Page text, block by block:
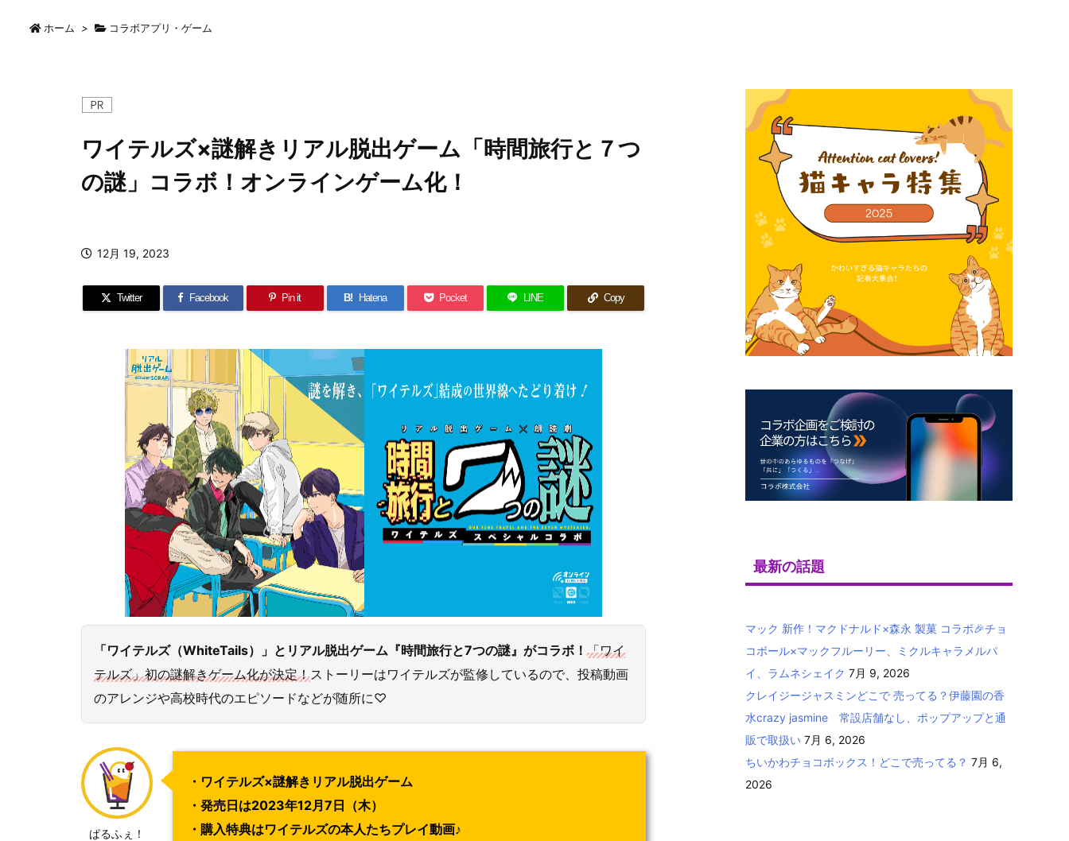
ホーム > コラボアプリ・ゲーム
ワイテルズ×謎解きリアル脱出ゲーム「時間旅行と７つ
の謎」コラボ！オンラインゲーム化！
12月 19, 2023
Twitter Facebook Pin it B! Hatena Pocket LINE Copy
「ワイテルズ（WhiteTails）」とリアル脱出ゲーム『時間旅行と7つの謎』がコラボ！ 「ワイ
テルズ」初の謎解きゲーム化が決定！ストーリーはワイテルズが監修しているので、投稿動画
のアレンジや高校時代のエピソードなどが随所に♡
ぱるふぇ！
・ワイテルズ×謎解きリアル脱出ゲーム
・発売日は2023年12月7日（木）
・購入特典はワイテルズの本人たちプレイ動画♪
最新の話題
マック 新作！マクドナルド×森永 製菓 コラボ🎉チョ
コボール×マックフルーリー、ミクルキャラメルパ
イ、ラムネシェイク 7月 9, 2026
クレイジージャスミンどこで 売ってる？伊藤園の香
水crazy jasmine 常設店舗なし、ポップアップと通
販で取扱い 7月 6, 2026
ちいかわチョコボックス！どこで売ってる？ 7月 6,
2026